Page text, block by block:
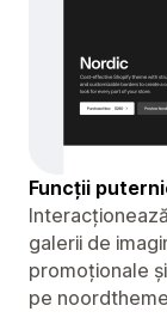
Funcții
galerii de
promoționale
pe